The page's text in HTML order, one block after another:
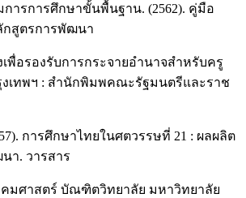
ารการศึกษาขั้นพื้นฐาน. (2562). คู่มือ
สูตรการพัฒนา
พื่อรองรับการกระจายอำนาจสำหรับครู
งเทพฯ : สำนักพิมพคณะรัฐมนตรีและราช
การศึกษาไทยในศตวรรษที่ 21 : ผลผลิต
า. วารสาร
มศาสตร์ บัณฑิตวิทยาลัย มหาวิทยาลัย